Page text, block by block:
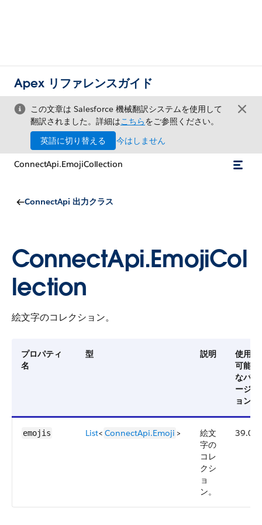
Apex リファレンスガイド
この文章は Salesforce 機械翻訳システムを使用して
翻訳されました。詳細はこちらをご参照ください。
英語に切り替える
今はしません
ConnectApi.EmojiCollection
ConnectApi 出力クラス
ConnectApi.EmojiCol
lection
絵文字のコレクション。
プロパティ
名
型 説明
使用
可能
なバ
ージ
ョン
emojis List< ConnectApi.Emoji >
絵文
字の
コレ
クシ
ョ
ン。
39.0